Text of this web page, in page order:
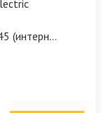
(интерн...